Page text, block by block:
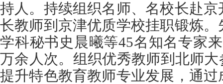
持人。持续组织名师、名校长赴
长教师到京津优质学校挂职锻炼
学科秘书史晨曦等45名知名专家
万余人次。组织优秀教师到北师
提升特色教育教师专业发展，通